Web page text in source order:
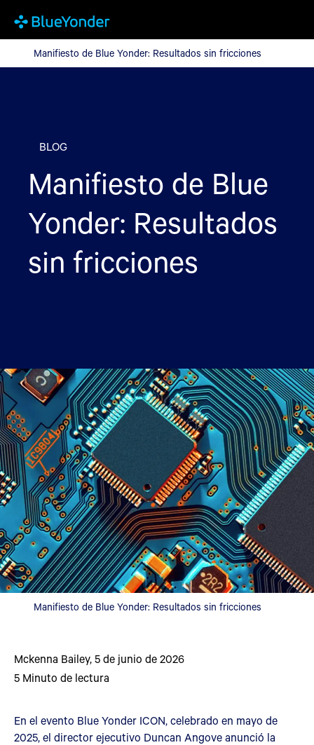
Manifiesto de Blue Yonder: Resultados sin fricciones
Manifiesto de Blue Yonder: Resultados sin fricciones
BLOG
Manifiesto de Blue
Yonder: Resultados
sin fricciones
Manifiesto de Blue Yonder: Resultados sin fricciones
Mckenna Bailey,5 de junio de 2026
5 Minuto de lectura
En el evento Blue Yonder ICON, celebrado en mayo de
2025, el director ejecutivo Duncan Angove anunció la